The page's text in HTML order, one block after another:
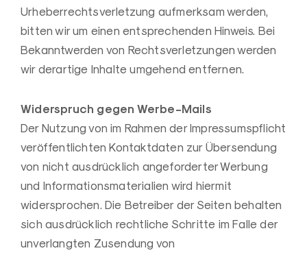
Urheberrechtsverletzung aufmerksam werden,
bitten wir um einen entsprechenden Hinweis. Bei
Bekanntwerden von Rechtsverletzungen werden
wir derartige Inhalte umgehend entfernen.
Widerspruch gegen Werbe-Mails
Der Nutzung von im Rahmen der Impressumspflicht
veröffentlichten Kontaktdaten zur Übersendung
von nicht ausdrücklich angeforderter Werbung
und Informationsmaterialien wird hiermit
widersprochen. Die Betreiber der Seiten behalten
sich ausdrücklich rechtliche Schritte im Falle der
unverlangten Zusendung von